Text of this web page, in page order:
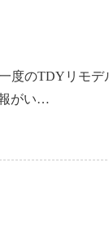
度のTDYリモデ
がい…